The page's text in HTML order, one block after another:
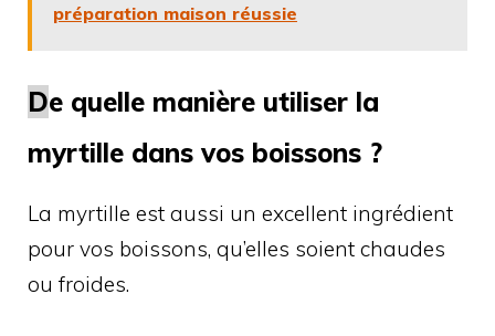
préparation maison réussie
De quelle manière utiliser la
myrtille dans vos boissons ?
La myrtille est aussi un excellent ingrédient
pour vos boissons, qu’elles soient chaudes
ou froides.